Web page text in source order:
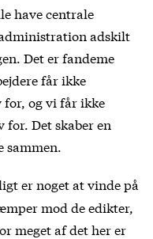
have centrale
adskilt
Det er fandeme
får ikke
for, og vi får ikke
for. Det skaber en
sammen.
er noget at vinde på
mod de edikter,
meget af det her er